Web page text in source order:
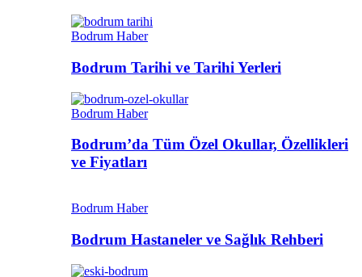
Bodrum Haber
Bodrum Tarihi ve Tarihi Yerleri
Bodrum Haber
Bodrum’da Tüm Özel Okullar, Özellikleri
ve Fiyatları
Bodrum Haber
Bodrum Hastaneler ve Sağlık Rehberi